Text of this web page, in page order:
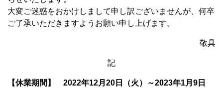
大変ご迷惑をおかけしまして申し訳ございませんが、何卒
ご了承いただきますようお願い申し上げます。
敬具
記
【休業期間】 2022年12月20日（火）～2023年1月9日